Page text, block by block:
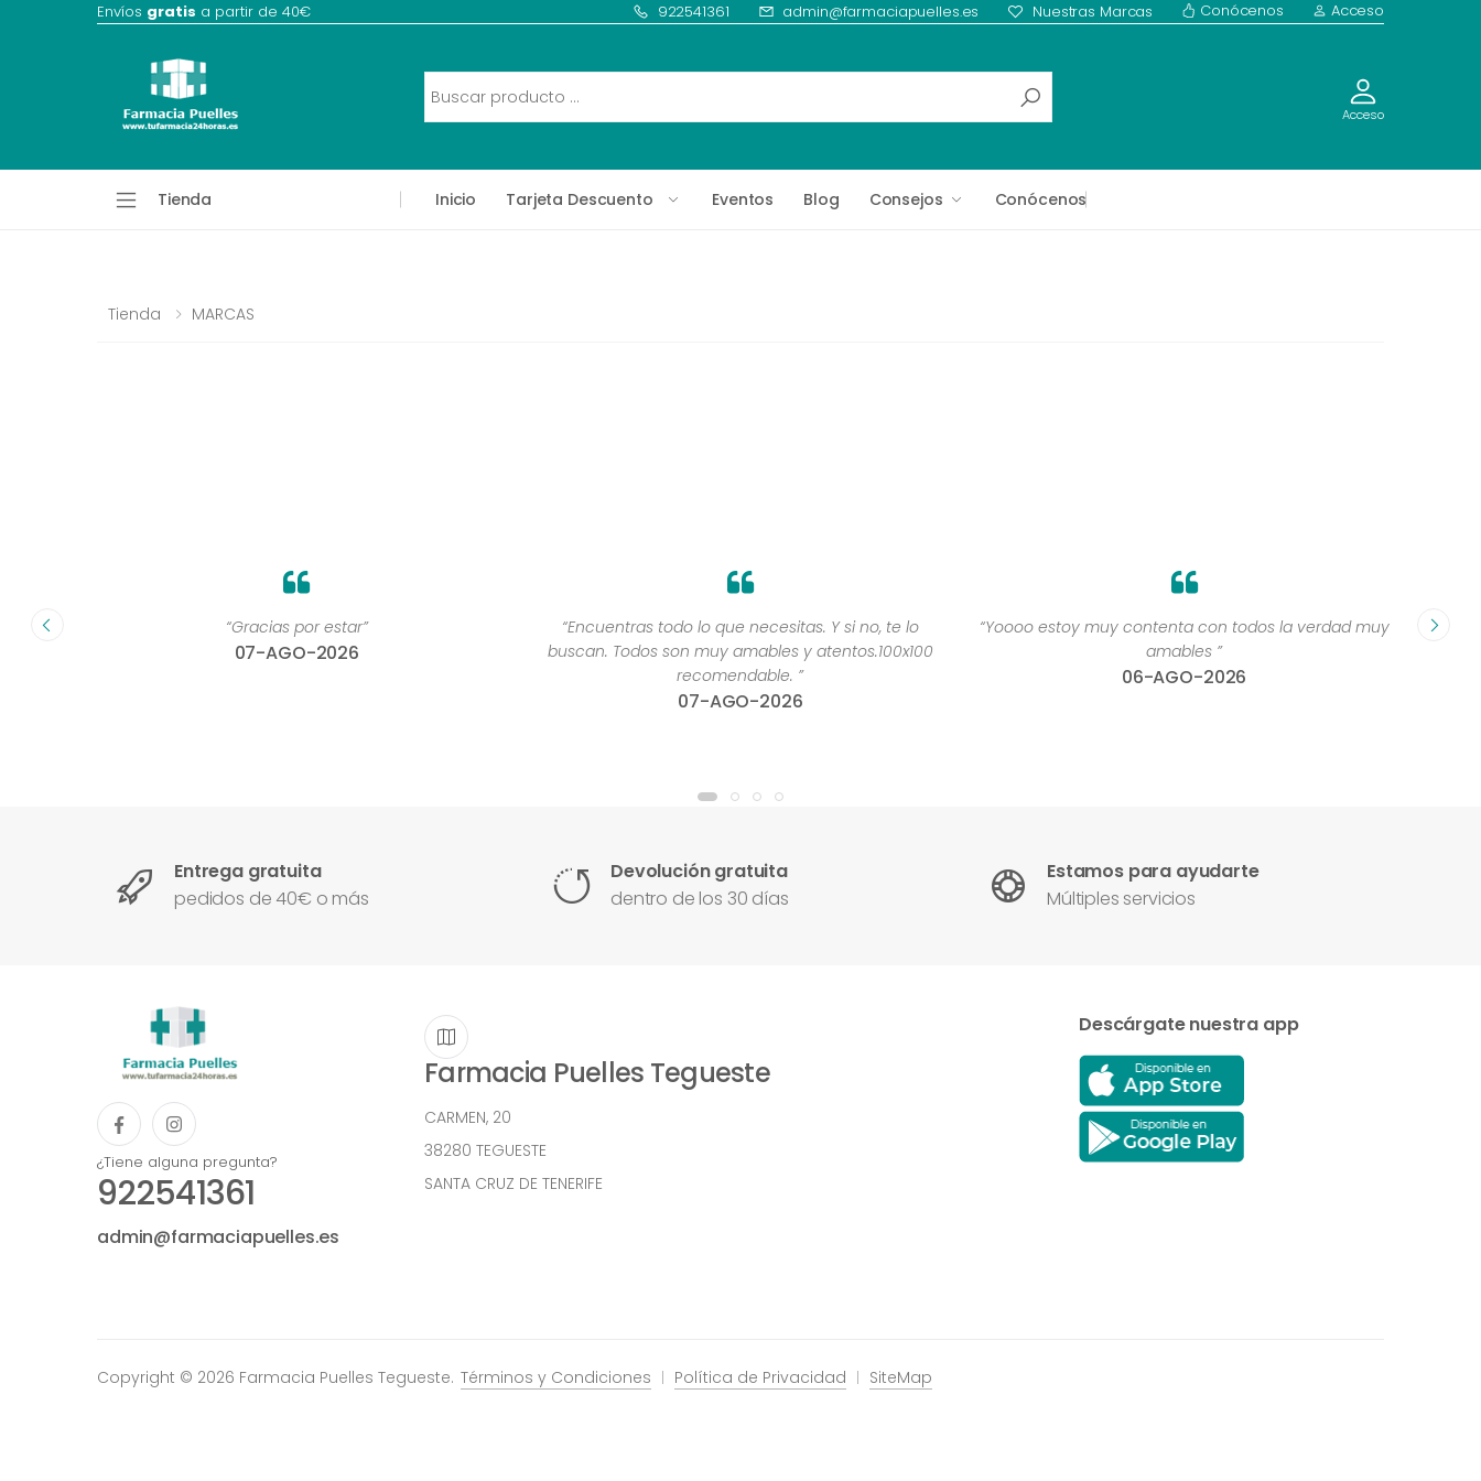
Envíos gratis a partir de 40€ 922541361 admin@farmaciapuelles.es Nuestras Marcas Conócenos Acceso
Acceso
Tienda Inicio Tarjeta Descuento Eventos Blog Consejos Conócenos
Tienda MARCAS
“Gracias por estar”
07-AGO-2026
“Encuentras todo lo que necesitas. Y si no, te lo
buscan. Todos son muy amables y atentos.100x100
recomendable. ”
07-AGO-2026
“Yoooo estoy muy contenta con todos la verdad muy
amables ”
06-AGO-2026
Entrega gratuita
pedidos de 40€ o más
Devolución gratuita
dentro de los 30 días
Estamos para ayudarte
Múltiples servicios
¿Tiene alguna pregunta?
922541361
admin@farmaciapuelles.es
Farmacia Puelles Tegueste
CARMEN, 20
38280 TEGUESTE
SANTA CRUZ DE TENERIFE
Descárgate nuestra app
Copyright © 2026 Farmacia Puelles Tegueste. Términos y Condiciones Política de Privacidad SiteMap